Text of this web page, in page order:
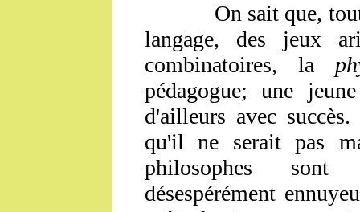
On sait que, tout
langage, des jeux
combinatoires, la
pédagogue; une
d'ailleurs avec
qu'il ne serait pas
philosophes
désespérément